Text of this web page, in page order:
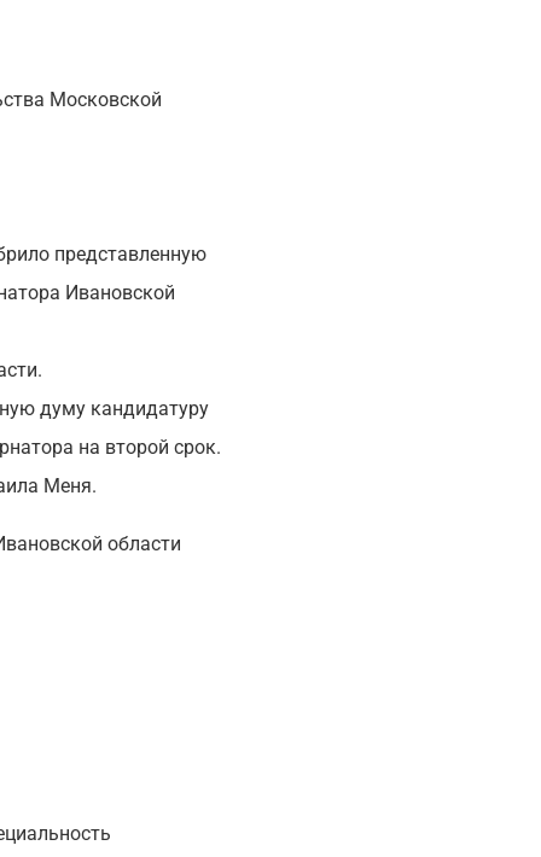
Московской
представленную
Ивановской
думу кандидатуру
на второй срок.
Меня.
области